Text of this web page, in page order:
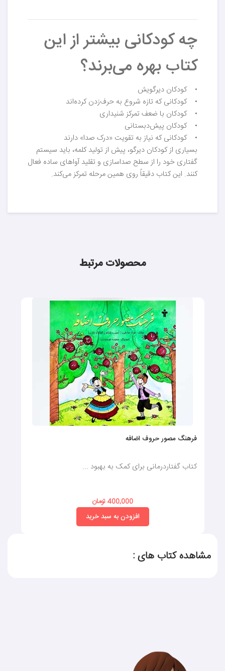
چه کودکانی بیشتر از این
کتاب بهره می‌برند؟
• کودکان دیرگویش
• کودکانی که تازه شروع به حرف‌زدن کرده‌اند
• کودکان با ضعف تمرکز شنیداری
• کودکان پیش‌دبستانی
• کودکانی که نیاز به تقویت «درک صدا» دارند
بسیاری از کودکان دیرگو، پیش از تولید کلمه، باید سیستم
گفتاری خود را از سطح صداسازی و تقلید آواهای ساده فعال
کنند. این کتاب دقیقاً روی همین مرحله تمرکز می‌کند.
محصولات مرتبط
فرهنگ مصور حروف اضافه
کتاب گفتاردرمانی برای کمک به بهبود ...
400,000 تومان
افزودن به سبد خرید
مشاهده کتاب های :